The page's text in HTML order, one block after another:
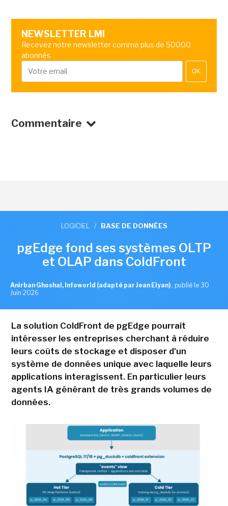
NEWSLETTER LMI
Recevez notre newsletter comme plus de 50000
abonnés
OK
Commentaire
LOGICIEL / BASE DE DONNÉES
pgEdge fond ses systèmes OLTP
et OLAP dans ColdFront
Anirban Ghoshal, Infoworld (adapté par Jean Elyan) , publié le 30
Juin 2026
La solution ColdFront de pgEdge pourrait
intéresser les entreprises cherchant à réduire
leurs coûts de stockage et disposer d'un
système de données unique avec laquelle leurs
applications interagissent. En particulier leurs
agents IA générant de très grands volumes de
données.